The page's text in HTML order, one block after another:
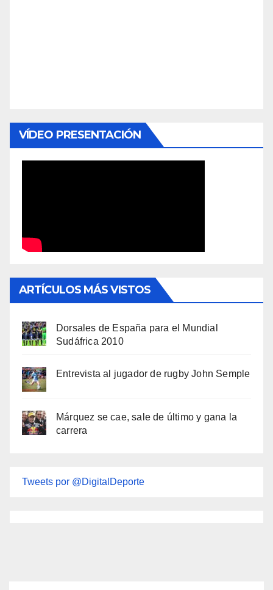
VÍDEO PRESENTACIÓN
ARTÍCULOS MÁS VISTOS
Dorsales de España para el Mundial
Sudáfrica 2010
Entrevista al jugador de rugby John Semple
Márquez se cae, sale de último y gana la
carrera
Tweets por @DigitalDeporte